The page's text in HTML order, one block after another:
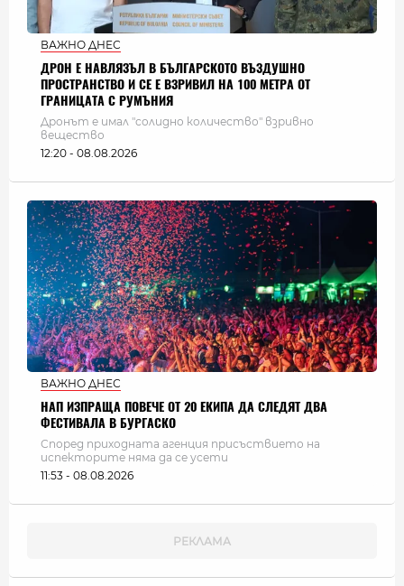
ВАЖНО ДНЕС
ДРОН Е НАВЛЯЗЪЛ В БЪЛГАРСКОТО ВЪЗДУШНО
ПРОСТРАНСТВО И СЕ Е ВЗРИВИЛ НА 100 МЕТРА ОТ
ГРАНИЦАТА С РУМЪНИЯ
Дронът е имал "солидно количество" взривно
вещество
12:20 - 08.08.2026
ВАЖНО ДНЕС
НАП ИЗПРАЩА ПОВЕЧЕ ОТ 20 ЕКИПА ДА СЛЕДЯТ ДВА
ФЕСТИВАЛА В БУРГАСКО
Според приходната агенция присъствието на
испекторите няма да се усети
11:53 - 08.08.2026